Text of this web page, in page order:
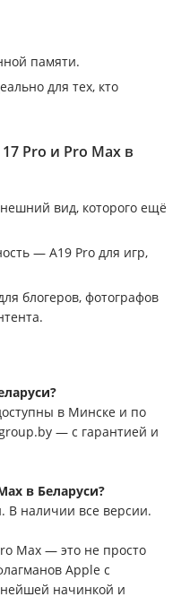
памяти.
для тех, кто
Pro и Pro Max в
вид, которого ещё
— A19 Pro для игр,
блогеров, фотографов
в Минске и по
— с гарантией и
в Беларуси?
В наличии все версии.
Max — это не просто
Apple с
начинкой и